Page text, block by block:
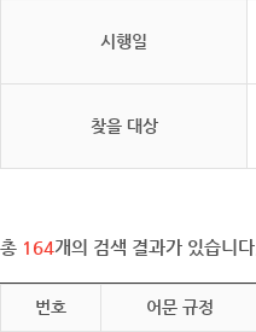
시행일
찾을 대상
총 164개의 검색 결과가 있습니다.
번호 어문 규정